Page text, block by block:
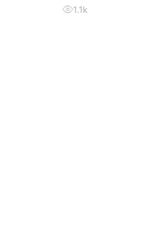
1.1k